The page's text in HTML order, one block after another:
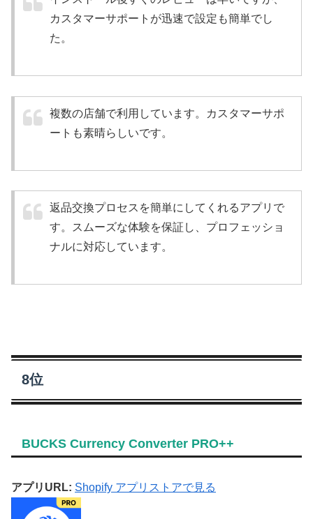
カスタマーサポートが迅速で設定も簡単でし
た。
複数の店舗で利用しています。カスタマーサポ
ートも素晴らしいです。
返品交換プロセスを簡単にしてくれるアプリで
す。スムーズな体験を保証し、プロフェッショ
ナルに対応しています。
8位
BUCKS Currency Converter PRO++
アプリURL: Shopify アプリストアで見る